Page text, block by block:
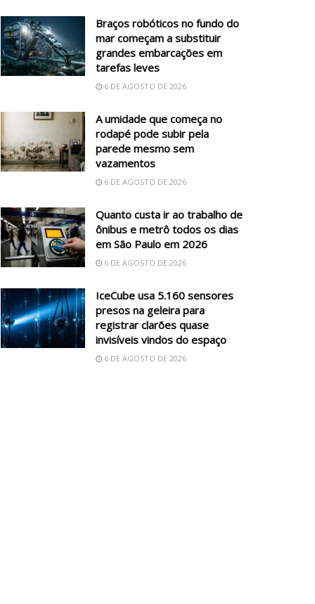
Braços robóticos no fundo do
mar começam a substituir
grandes embarcações em
tarefas leves
6 DE AGOSTO DE 2026
A umidade que começa no
rodapé pode subir pela
parede mesmo sem
vazamentos
6 DE AGOSTO DE 2026
Quanto custa ir ao trabalho de
ônibus e metrô todos os dias
em São Paulo em 2026
6 DE AGOSTO DE 2026
IceCube usa 5.160 sensores
presos na geleira para
registrar clarões quase
invisíveis vindos do espaço
6 DE AGOSTO DE 2026